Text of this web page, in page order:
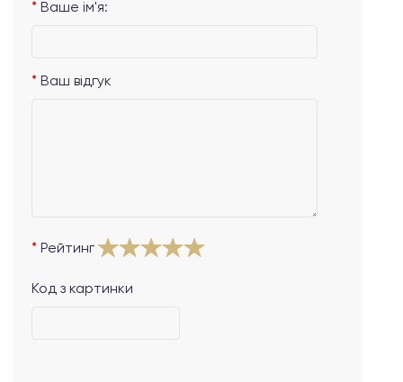
Ваше ім'я:
Ваш відгук
Рейтинг
Код з картинки